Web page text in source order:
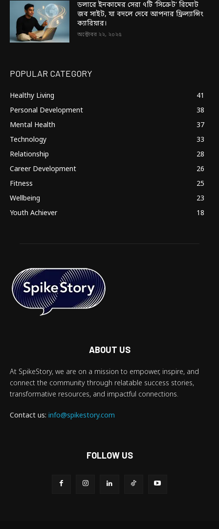
ডলারে ইনকামের সেরা ৭টি ‘সিক্রেট’ রিমোট
জব সাইট, যা বদলে দেবে আপনার ফ্রিল্যান্সিং
ক্যারিয়ার।
অক্টোবর ২২, ২০২৫
POPULAR CATEGORY
Healthy Living
41
Personal Development
38
Mental Health
37
Technology
33
Relationship
28
Career Development
26
Fitness
25
Wellbeing
23
Youth Achiever
18
ABOUT US
At SpikeStory, we are on a mission to empower, inspire, and
connect the community through relatable success stories,
transformative resources, and impactful connections.
Contact us: info@spikestory.com
FOLLOW US